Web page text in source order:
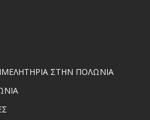
ΣΤΗΝ ΠΟΛΩΝΙΑ